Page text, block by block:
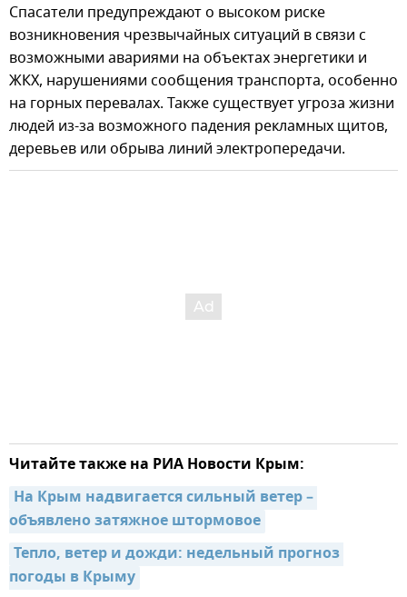
Спасатели предупреждают о высоком риске
возникновения чрезвычайных ситуаций в связи с
возможными авариями на объектах энергетики и
ЖКХ, нарушениями сообщения транспорта, особенно
на горных перевалах. Также существует угроза жизни
людей из-за возможного падения рекламных щитов,
деревьев или обрыва линий электропередачи.
Читайте также на РИА Новости Крым:
На Крым надвигается сильный ветер –
объявлено затяжное штормовое
Тепло, ветер и дожди: недельный прогноз
погоды в Крыму